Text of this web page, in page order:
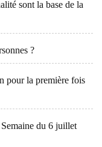
sont la base de la
?
pour la première fois
du 6 juillet